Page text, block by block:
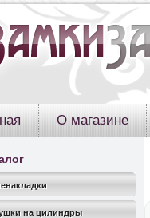
О магазине
на цилиндры